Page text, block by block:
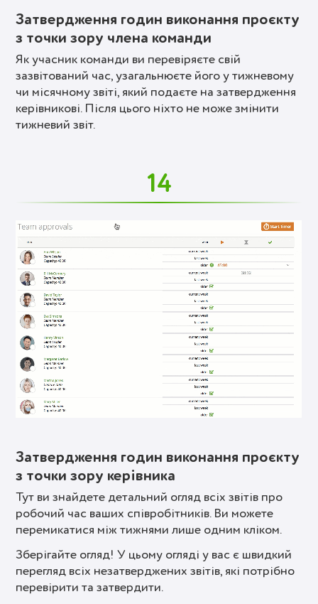
Затвердження годин виконання проєкту
з точки зору члена команди
Як учасник команди ви перевіряєте свій
зазвітований час, узагальнюєте його у тижневому
чи місячному звіті, який подаєте на затвердження
керівникові. Після цього ніхто не може змінити
тижневий звіт.
14
Затвердження годин виконання проєкту
з точки зору керівника
Тут ви знайдете детальний огляд всіх звітів про
робочий час ваших співробітників. Ви можете
перемикатися між тижнями лише одним кліком.
Зберігайте огляд! У цьому огляді у вас є швидкий
перегляд всіх незатверджених звітів, які потрібно
перевірити та затвердити.